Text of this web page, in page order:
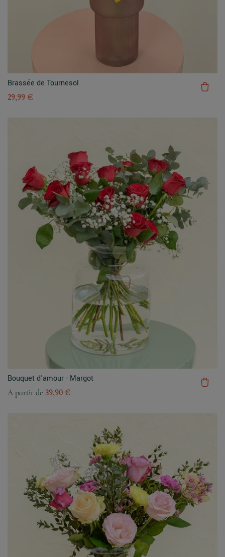
Brassée de Tournesol
29,99 €
Bouquet d'amour - Margot
À partir de 39,90 €